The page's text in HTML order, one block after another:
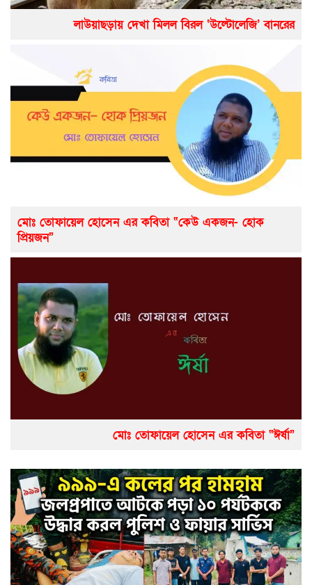
লাউয়াছড়ায় দেখা মিলল বিরল ‘উল্টোলেজি’ বানরের
মোঃ তোফায়েল হোসেন এর কবিতা “কেউ একজন- হোক
প্রিয়জন”
মোঃ তোফায়েল হোসেন এর কবিতা “ঈর্ষা”